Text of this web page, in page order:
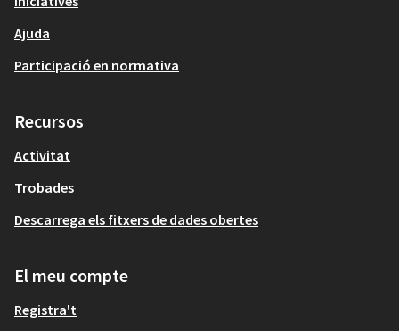
Ajuda
Participació en normativa
Recursos
Activitat
Trobades
Descarrega els fitxers de dades obertes
El meu compte
Registra't